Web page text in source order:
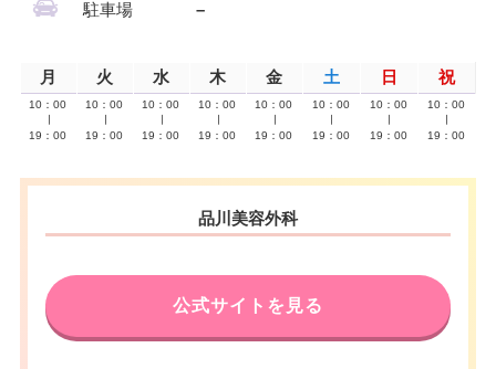
駐車場 –
月 火 水 木 金 土 日 祝
10：00
19：00
10：00
19：00
10：00
19：00
10：00
19：00
10：00
19：00
10：00
19：00
10：00
19：00
10：00
19：00
品川美容外科
公式サイトを見る